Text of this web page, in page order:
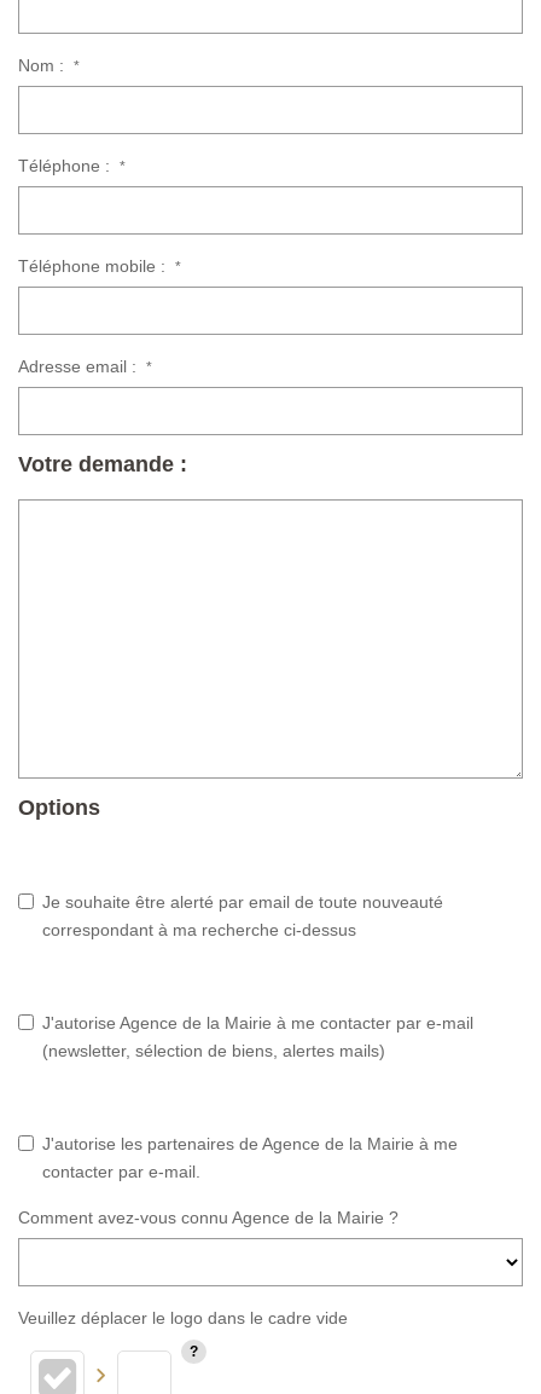
Nom : *
Téléphone : *
Téléphone mobile : *
Adresse email : *
Votre demande :
Options
Je souhaite être alerté par email de toute nouveauté
correspondant à ma recherche ci-dessus
J'autorise Agence de la Mairie à me contacter par e-mail
(newsletter, sélection de biens, alertes mails)
J'autorise les partenaires de Agence de la Mairie à me
contacter par e-mail.
Comment avez-vous connu Agence de la Mairie ?
Veuillez déplacer le logo dans le cadre vide